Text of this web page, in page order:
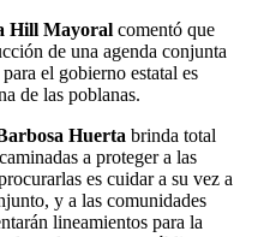
Hill Mayoral comentó que
de una agenda conjunta
el gobierno estatal es
de las poblanas.
Huerta brinda total
a proteger a las
es cuidar a su vez a
y a las comunidades
lineamientos para la